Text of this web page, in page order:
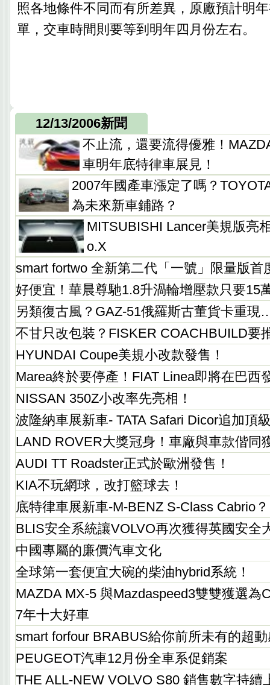
照各地條件不同而有所差異，原廠預計明
單，交車時間則要等到明年四月份左右。
12/13/2006新聞
不止流，還要流得優雅！
車明年底特律車展見！
2007年國產車漲定了嗎？
為未來新車鋪路？
MITSUBISHI Lancer美規版亮
o.X
smart fortwo 全新第二代「一號」限量版首
好便宜！華晨尊馳1.8升渦輪增壓款只要15
另類復古風？GAZ-51俄羅斯古董貨卡重現
不甘只改包裝？FISKER COACHBUILD要
HYUNDAI Coupe美規小改款發售！
Marea終於要停產！FIAT Linea即將在巴西
NISSAN 350Z小改率先亮相！
波隆納車展新車- TATA Safari Dicor追加頂
LAND ROVER大獎冠身！車廠與車款偕同
AUDI TT Roadster正式於歐洲發售！
KIA不玩網球，改打籃球去！
底特律車展新車-M-BENZ S-Class Cabrio？
BLIS安全系統讓VOLVO再次獲得英國安全
中國專屬的廉價汽車文化
全球第一套便宜大碗的柴油hybrid系統！
MAZDA MX-5 與Mazdaspeed3雙雙獲選為
7年十大好車
smart forfour BRABUS給你前所未有的超
PEUGEOT汽車12月份全車系促銷案
THE ALL-NEW VOLVO S80 銷售數字持續